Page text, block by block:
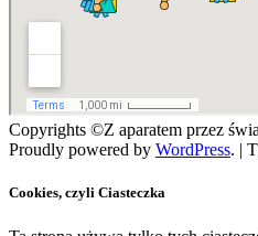
Copyrights ©Z aparatem przez
Proudly powered by WordPress. |
Cookies, czyli Ciasteczka